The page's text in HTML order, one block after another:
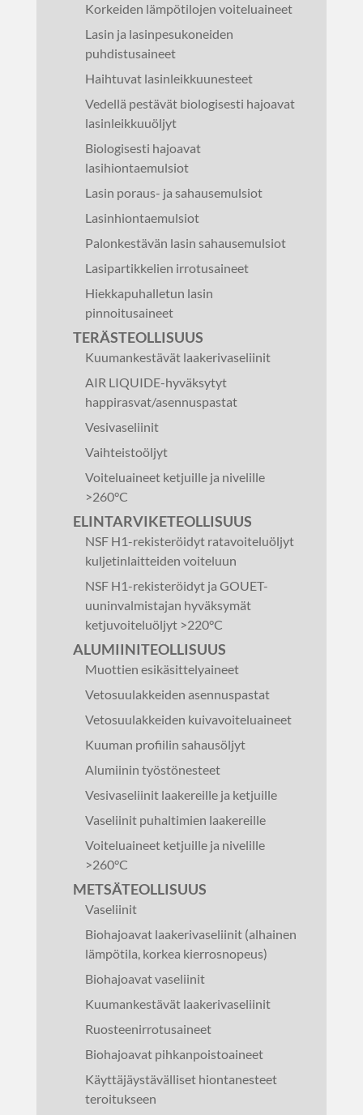
Korkeiden lämpötilojen voiteluaineet
Lasin ja lasinpesukoneiden
puhdistusaineet
Haihtuvat lasinleikkuunesteet
Vedellä pestävät biologisesti hajoavat
lasinleikkuuöljyt
Biologisesti hajoavat
lasihiontaemulsiot
Lasin poraus- ja sahausemulsiot
Lasinhiontaemulsiot
Palonkestävän lasin sahausemulsiot
Lasipartikkelien irrotusaineet
Hiekkapuhalletun lasin
pinnoitusaineet
TERÄSTEOLLISUUS
Kuumankestävät laakerivaseliinit
AIR LIQUIDE-hyväksytyt
happirasvat/asennuspastat
Vesivaseliinit
Vaihteistoöljyt
Voiteluaineet ketjuille ja nivelille
>260°C
ELINTARVIKETEOLLISUUS
NSF H1-rekisteröidyt ratavoiteluöljyt
kuljetinlaitteiden voiteluun
NSF H1-rekisteröidyt ja GOUET-
uuninvalmistajan hyväksymät
ketjuvoiteluöljyt >220°C
ALUMIINITEOLLISUUS
Muottien esikäsittelyaineet
Vetosuulakkeiden asennuspastat
Vetosuulakkeiden kuivavoiteluaineet
Kuuman profiilin sahausöljyt
Alumiinin työstönesteet
Vesivaseliinit laakereille ja ketjuille
Vaseliinit puhaltimien laakereille
Voiteluaineet ketjuille ja nivelille
>260°C
METSÄTEOLLISUUS
Vaseliinit
Biohajoavat laakerivaseliinit (alhainen
lämpötila, korkea kierrosnopeus)
Biohajoavat vaseliinit
Kuumankestävät laakerivaseliinit
Ruosteenirrotusaineet
Biohajoavat pihkanpoistoaineet
Käyttäjäystävälliset hiontanesteet
teroitukseen